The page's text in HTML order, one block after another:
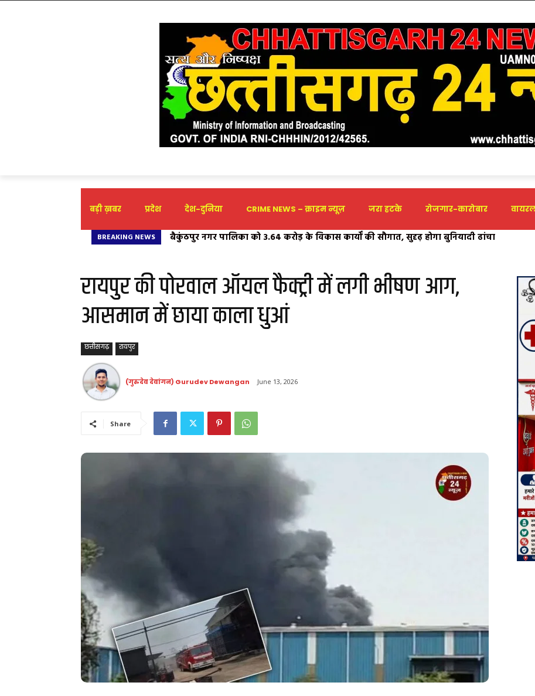
बड़ी ख़बर प्रदेश देश-दुनिया CRIME NEWS – क्राइम न्यूज़ जरा हटके रोजगार-कारोबार
BREAKING NEWS
JOIN BJYM 2026″ अभियान का एमसीबी जिले में भव्य शुभारंभ, दीवार लेखन के माध्यम से युवाओं को
रायपुर की पोरवाल ऑयल फैक्ट्री में लगी भीषण आग,
आसमान में छाया काला धुआं
छत्तीसगढ़ रायपुर
(गुरुदेव देवांगन) Gurudev Dewangan June 13, 2026
Share